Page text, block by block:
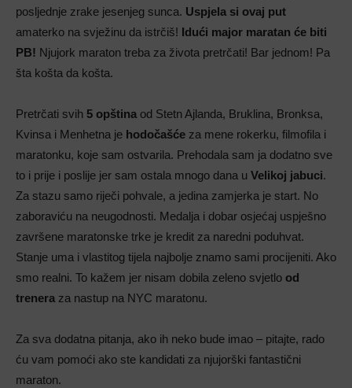
posljednje zrake jesenjeg sunca. Uspjela si ovaj put
amaterko na svježinu da istrčiš! Idući major maratan će biti
PB! Njujork maraton treba za života pretrčati! Bar jednom! Pa
šta košta da košta.
Pretrčati svih 5 opština od Stetn Ajlanda, Bruklina, Bronksa,
Kvinsa i Menhetna je hodočašće za mene rokerku, filmofila i
maratonku, koje sam ostvarila. Prehodala sam ja dodatno sve
to i prije i poslije jer sam ostala mnogo dana u Velikoj jabuci.
Za stazu samo riječi pohvale, a jedina zamjerka je start. No
zaboraviću na neugodnosti. Medalja i dobar osjećaj uspješno
završene maratonske trke je kredit za naredni poduhvat.
Stanje uma i vlastitog tijela najbolje znamo sami procijeniti. Ako
smo realni. To kažem jer nisam dobila zeleno svjetlo od
trenera za nastup na NYC maratonu.
Za sva dodatna pitanja, ako ih neko bude imao – pitajte, rado
ću vam pomoći ako ste kandidati za njujorški fantastični
maraton.